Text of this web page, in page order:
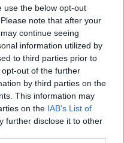
use the below opt-out
note that after your
continue seeing
information utilized by
to third parties prior to
out of the further
by third parties on the
This information may
on the IAB’s List of
further disclose it to other
Ευρώπη – Εικόνες με
χαμηλά επίπεδα
στη μεταγραφή του